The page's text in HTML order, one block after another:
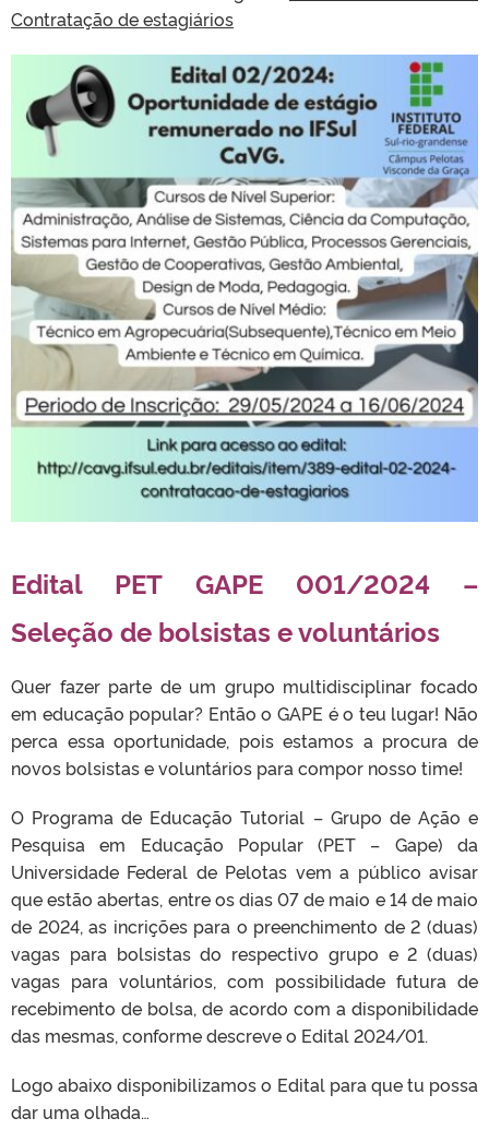
Contratação de estagiários
Edital PET GAPE 001/2024 –
Seleção de bolsistas e voluntários
Quer fazer parte de um grupo multidisciplinar focado
em educação popular? Então o GAPE é o teu lugar! Não
perca essa oportunidade, pois estamos a procura de
novos bolsistas e voluntários para compor nosso time!
O Programa de Educação Tutorial – Grupo de Ação e
Pesquisa em Educação Popular (PET – Gape) da
Universidade Federal de Pelotas vem a público avisar
que estão abertas, entre os dias 07 de maio e 14 de maio
de 2024, as incrições para o preenchimento de 2 (duas)
vagas para bolsistas do respectivo grupo e 2 (duas)
vagas para voluntários, com possibilidade futura de
recebimento de bolsa, de acordo com a disponibilidade
das mesmas, conforme descreve o Edital 2024/01.
Logo abaixo disponibilizamos o Edital para que tu possa
dar uma olhada…